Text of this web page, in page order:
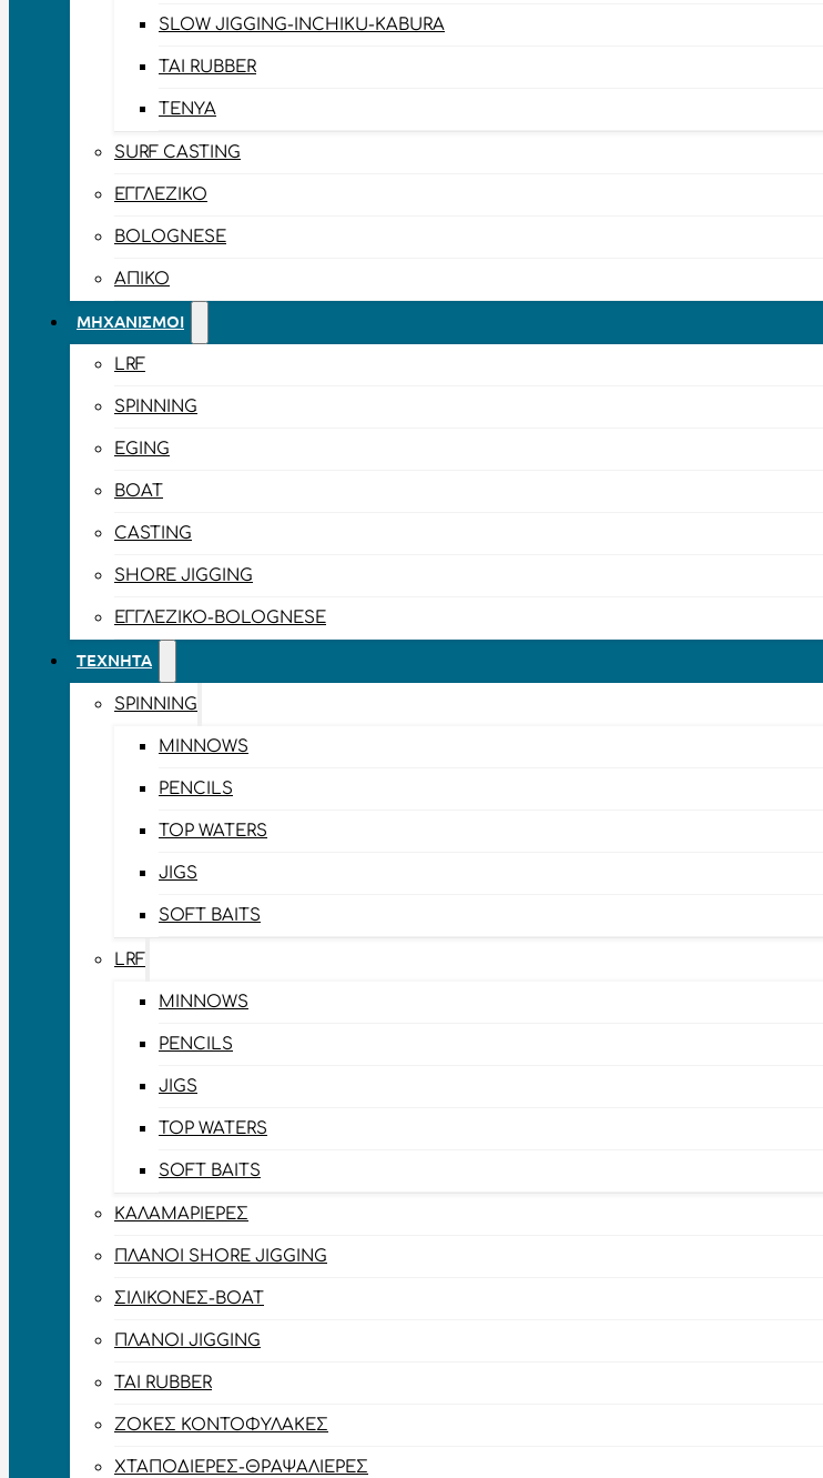
SLOW JIGGING-INCHIKU-KABURA
TAI RUBBER
TENYA
SURF CASTING
ΕΓΓΛΈΖΙΚΟ
BOLOGNESE
ΑΠΊΚΟ
ΜΗΧΑΝΙΣΜΟΊ
LRF
SPINNING
EGING
BOAT
CASTING
SHORE JIGGING
ΕΓΓΛΈΖΙΚΟ-BOLOGNESE
ΤΕΧΝΗΤΆ
SPINNING
MINNOWS
PENCILS
TOP WATERS
JIGS
SOFT BAITS
LRF
MINNOWS
PENCILS
JIGS
TOP WATERS
SOFT BAITS
ΚΑΛΑΜΑΡΙΈΡΕΣ
ΠΛΆΝΟΙ SHORE JIGGING
ΣΙΛΙΚΌΝΕΣ-BOAT
ΠΛΆΝΟΙ JIGGING
TAI RUBBER
ΖΌΚΕΣ ΚΟΝΤΟΦΎΛΑΚΕΣ
ΧΤΑΠΟΔΙΈΡΕΣ-ΘΡΑΨΑΛΙΈΡΕΣ